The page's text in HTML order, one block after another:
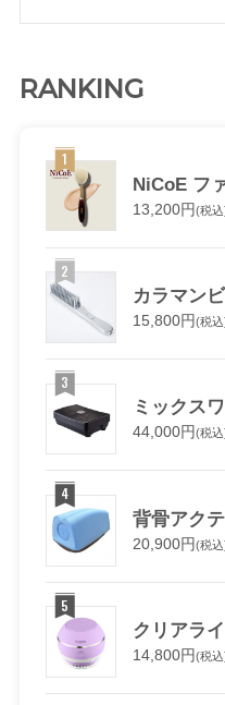
RANKING
NiCoE フ
13,200円(税込
カラマン
15,800円(税込
ミックス
44,000円(税込
背骨アク
20,900円(税込
クリアラ
14,800円(税込